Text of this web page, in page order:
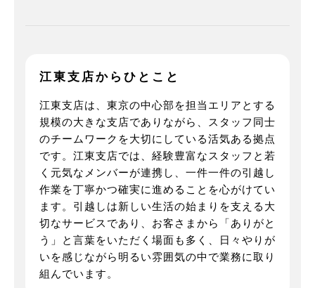
江東支店からひとこと
江東支店は、東京の中心部を担当エリアとする
規模の大きな支店でありながら、スタッフ同士
のチームワークを大切にしている活気ある拠点
です。江東支店では、経験豊富なスタッフと若
く元気なメンバーが連携し、一件一件の引越し
作業を丁寧かつ確実に進めることを心がけてい
ます。引越しは新しい生活の始まりを支える大
切なサービスであり、お客さまから「ありがと
う」と言葉をいただく場面も多く、日々やりが
いを感じながら明るい雰囲気の中で業務に取り
組んでいます。